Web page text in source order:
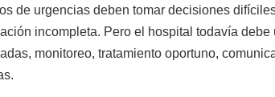
de urgencias deben tomar decisiones
incompleta. Pero el hospital todavía
monitoreo, tratamiento oportuno,
encontrar en su abogado.
- Mick